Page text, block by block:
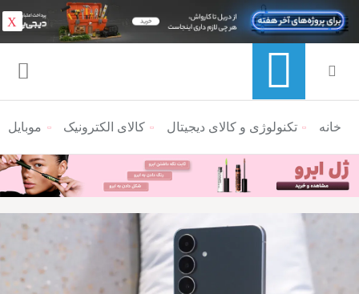
منوی ناوبری خرده نان
خانه تکنولوژی و کالای دیجیتال کالای الکترونیک موبایل
X